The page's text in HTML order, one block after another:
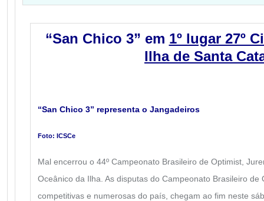
“San Chico 3” em 1º lugar 27º
Ilha de Santa
“San Chico 3” representa o Jangadeiros
Foto: ICSCe
Mal encerrou o 44º Campeonato Brasileiro de Optimist,
Oceânico da Ilha. As disputas do Campeonato Brasileiro de
competitivas e numerosas do país, chegam ao fim neste